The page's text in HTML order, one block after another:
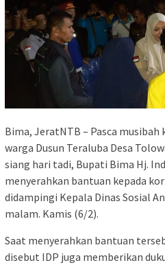
Bima, JeratNTB – Pasca
warga Dusun Teraluba Desa
siang hari tadi, Bupati Bima Hj.
menyerahkan bantuan kepada
didampingi Kepala Dinas Sosial
malam. Kamis (6/2).
Saat menyerahkan bantuan
disebut IDP juga memberikan